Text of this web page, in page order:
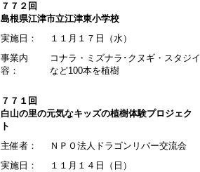
７７２回
島根県江津市立江津東小学校
実施日：
１１月１７日（水）
事業内
容：
コナラ・ミズナラ･クヌギ・スタジイ
など100本を植樹
７７１回
白山の里の元気なキッズの植樹体験プロジェク
ト
主催者：
ＮＰＯ法人ドラゴンリバー交流会
実施日：
１１月１４日（日）